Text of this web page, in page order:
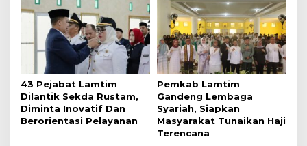
43 Pejabat Lamtim
Dilantik Sekda Rustam,
Diminta Inovatif Dan
Berorientasi Pelayanan
Pemkab Lamtim
Gandeng Lembaga
Syariah, Siapkan
Masyarakat Tunaikan Haji
Terencana